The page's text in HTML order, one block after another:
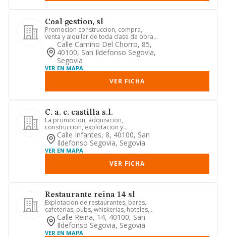
Coal gestion, sl
Promocion construccion, compra,
venta y alquiler de toda clase de obras
publicas o privadas, pisos,...
Calle Camino Del Chorro, 85,
40100, San Ildefonso Segovia,
Segovia
VER EN MAPA
VER FICHA
C. a. c. castilla s.l.
La promocion, adquisicion,
construccion, explotacion y
administracion, de toda clase de fincas
rust...
Calle Infantes, 8, 40100, San
Ildefonso Segovia, Segovia
VER EN MAPA
VER FICHA
Restaurante reina 14 sl
Explotacion de restaurantes, bares,
cafeterias, pubs, whiskerias, hoteles,
pensiones, fondas. comer...
Calle Reina, 14, 40100, San
Ildefonso Segovia, Segovia
VER EN MAPA